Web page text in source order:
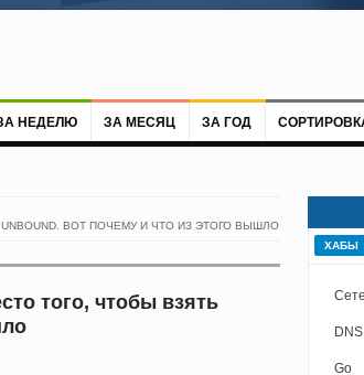
НЕДЕЛЮ ЗА МЕСЯЦ ЗА ГОД
ВОТ ПОЧЕМУ И ЧТО ИЗ ЭТОГО ВЫШЛО
того, чтобы взять
ХАБЫ
DNS
Go